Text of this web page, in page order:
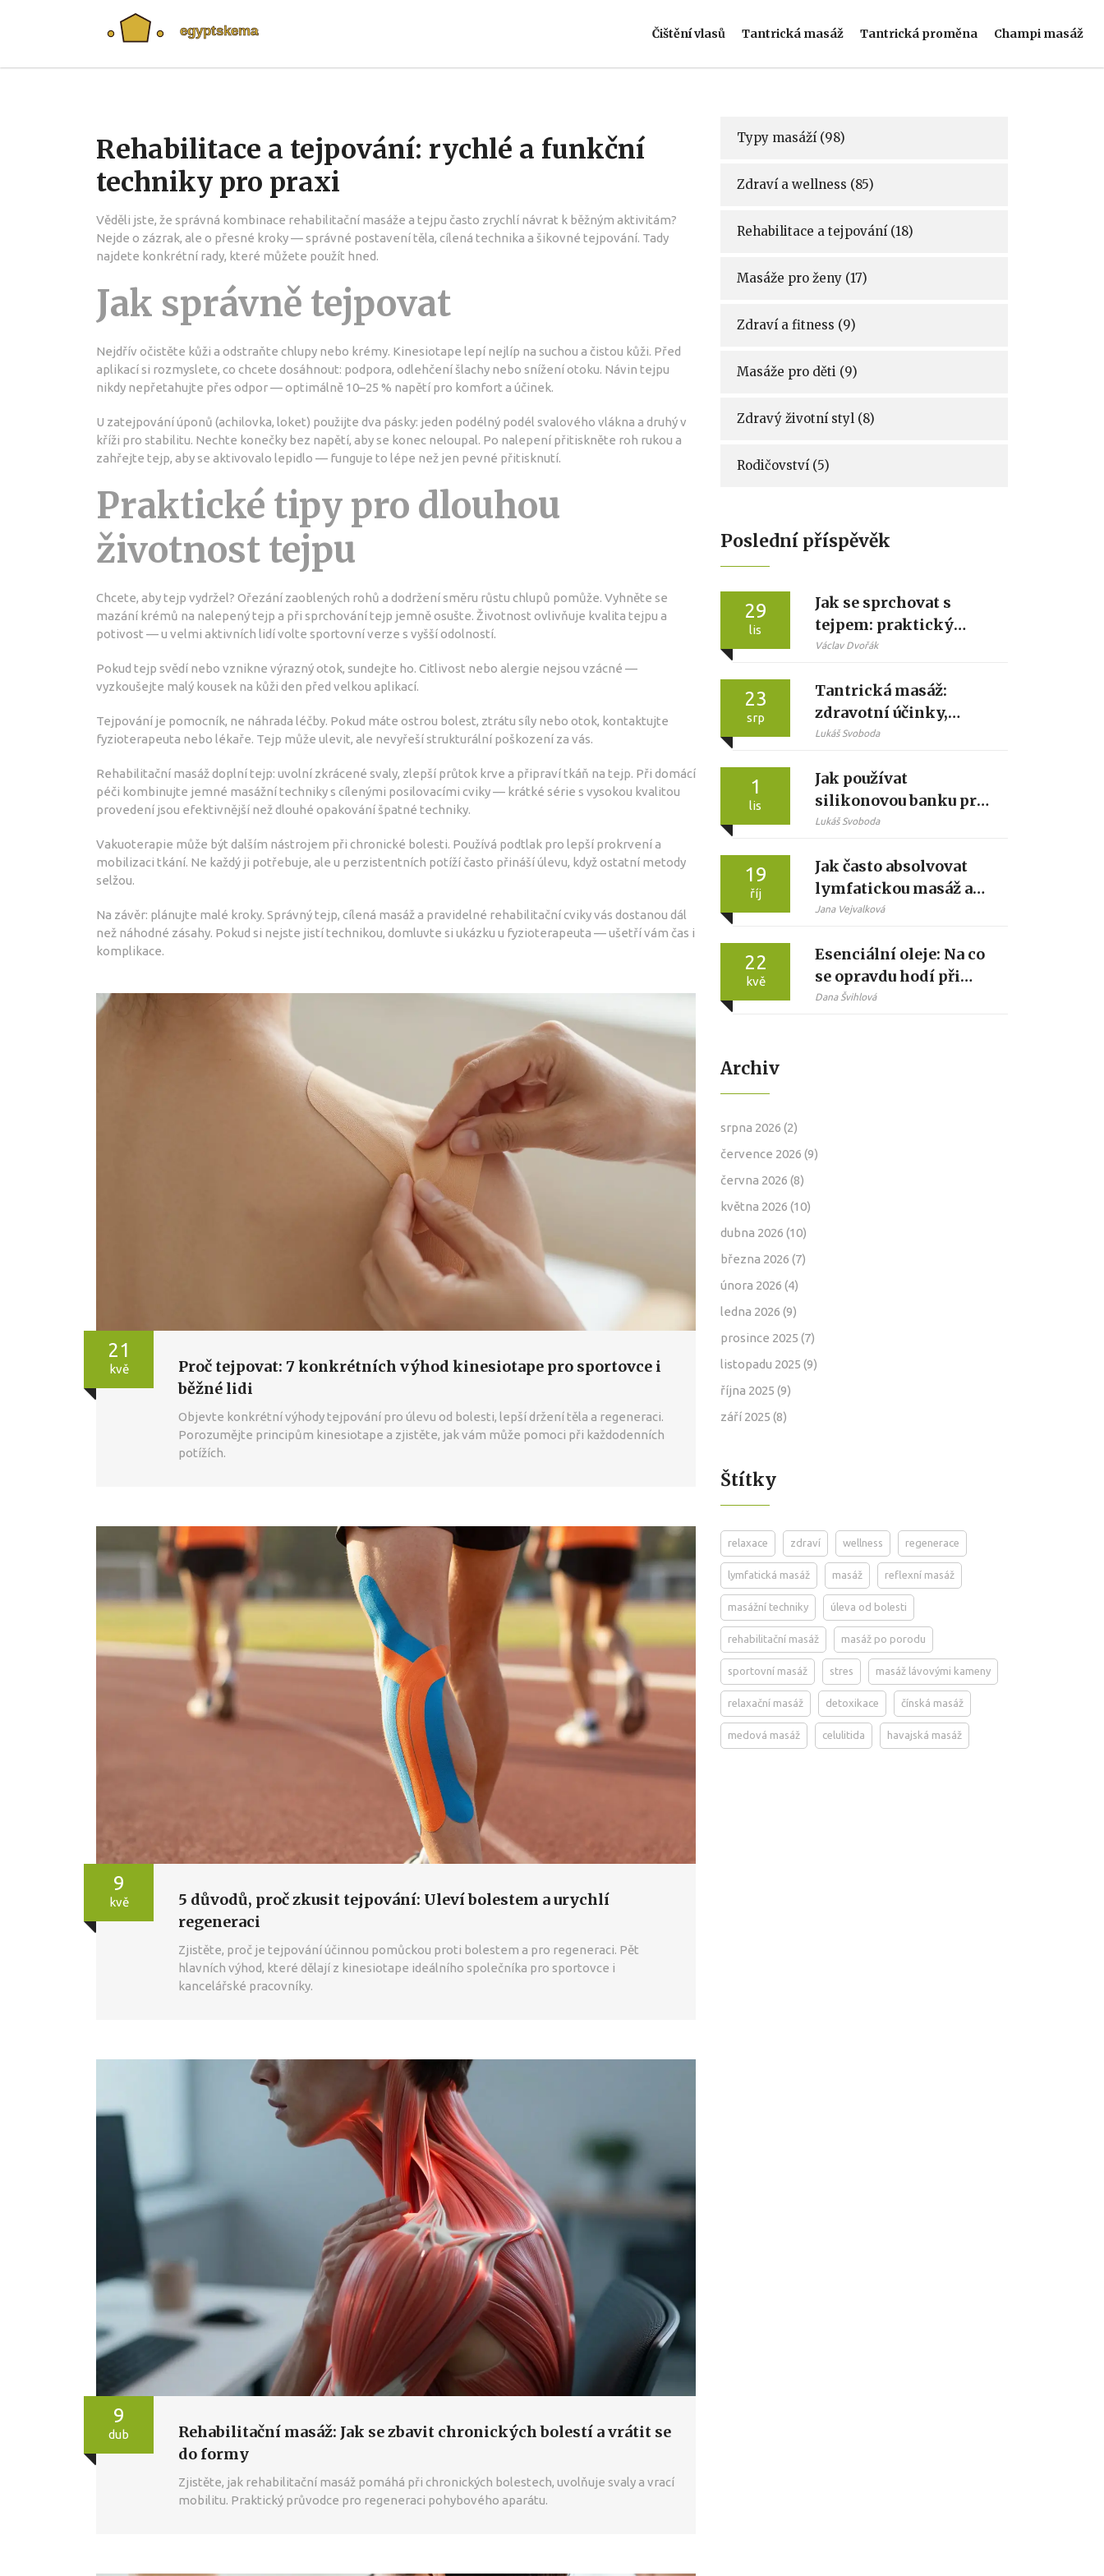
Čištění vlasů Tantrická masáž Tantrická proměna Champi masáž
Rehabilitace a tejpování: rychlé a funkční
techniky pro praxi
Věděli jste, že správná kombinace rehabilitační masáže a tejpu často zrychlí návrat k běžným aktivitám?
Nejde o zázrak, ale o přesné kroky — správné postavení těla, cílená technika a šikovné tejpování. Tady
najdete konkrétní rady, které můžete použít hned.
Jak správně tejpovat
Nejdřív očistěte kůži a odstraňte chlupy nebo krémy. Kinesiotape lepí nejlíp na suchou a čistou kůži. Před
aplikací si rozmyslete, co chcete dosáhnout: podpora, odlehčení šlachy nebo snížení otoku. Návin tejpu
nikdy nepřetahujte přes odpor — optimálně 10–25 % napětí pro komfort a účinek.
U zatejpování úponů (achilovka, loket) použijte dva pásky: jeden podélný podél svalového vlákna a druhý v
kříži pro stabilitu. Nechte konečky bez napětí, aby se konec neloupal. Po nalepení přitiskněte roh rukou a
zahřejte tejp, aby se aktivovalo lepidlo — funguje to lépe než jen pevné přitisknutí.
Praktické tipy pro dlouhou
životnost tejpu
Chcete, aby tejp vydržel? Ořezání zaoblených rohů a dodržení směru růstu chlupů pomůže. Vyhněte se
mazání krémů na nalepený tejp a při sprchování tejp jemně osušte. Životnost ovlivňuje kvalita tejpu a
potivost — u velmi aktivních lidí volte sportovní verze s vyšší odolností.
Pokud tejp svědí nebo vznikne výrazný otok, sundejte ho. Citlivost nebo alergie nejsou vzácné —
vyzkoušejte malý kousek na kůži den před velkou aplikací.
Tejpování je pomocník, ne náhrada léčby. Pokud máte ostrou bolest, ztrátu síly nebo otok, kontaktujte
fyzioterapeuta nebo lékaře. Tejp může ulevit, ale nevyřeší strukturální poškození za vás.
Rehabilitační masáž doplní tejp: uvolní zkrácené svaly, zlepší průtok krve a připraví tkáň na tejp. Při domácí
péči kombinujte jemné masážní techniky s cílenými posilovacími cviky — krátké série s vysokou kvalitou
provedení jsou efektivnější než dlouhé opakování špatné techniky.
Vakuoterapie může být dalším nástrojem při chronické bolesti. Používá podtlak pro lepší prokrvení a
mobilizaci tkání. Ne každý ji potřebuje, ale u perzistentních potíží často přináší úlevu, když ostatní metody
selžou.
Na závěr: plánujte malé kroky. Správný tejp, cílená masáž a pravidelné rehabilitační cviky vás dostanou dál
než náhodné zásahy. Pokud si nejste jistí technikou, domluvte si ukázku u fyzioterapeuta — ušetří vám čas i
komplikace.
21
kvě
Proč tejpovat: 7 konkrétních výhod kinesiotape pro sportovce i
běžné lidi
Objevte konkrétní výhody tejpování pro úlevu od bolesti, lepší držení těla a regeneraci.
Porozumějte principům kinesiotape a zjistěte, jak vám může pomoci při každodenních
potížích.
9
kvě
5 důvodů, proč zkusit tejpování: Uleví bolestem a urychlí
regeneraci
Zjistěte, proč je tejpování účinnou pomůckou proti bolestem a pro regeneraci. Pět
hlavních výhod, které dělají z kinesiotape ideálního společníka pro sportovce i
kancelářské pracovníky.
9
dub
Rehabilitační masáž: Jak se zbavit chronických bolestí a vrátit se
do formy
Zjistěte, jak rehabilitační masáž pomáhá při chronických bolestech, uvolňuje svaly a vrací
mobilitu. Praktický průvodce pro regeneraci pohybového aparátu.
Typy masáží (98)
Zdraví a wellness (85)
Rehabilitace a tejpování (18)
Masáže pro ženy (17)
Zdraví a fitness (9)
Masáže pro děti (9)
Zdravý životní styl (8)
Rodičovství (5)
Poslední příspěvěk
29
lis
Jak se sprchovat s
tejpem: praktický
návod bez poškození
Václav Dvořák
23
srp
Tantrická masáž:
zdravotní účinky,
přínosy a rizika
Lukáš Svoboda
1
lis
Jak používat
silikonovou banku pro
vakuoterapii: krok za
Lukáš Svoboda
19
říj
Jak často absolvovat
lymfatickou masáž a
její přínosy
Jana Vejvalková
22
kvě
Esenciální oleje: Na co
se opravdu hodí při
masáži lávovými
Dana Švihlová
Archiv
srpna 2026 (2)
července 2026 (9)
června 2026 (8)
května 2026 (10)
dubna 2026 (10)
března 2026 (7)
února 2026 (4)
ledna 2026 (9)
prosince 2025 (7)
listopadu 2025 (9)
října 2025 (9)
září 2025 (8)
Štítky
relaxace zdraví wellness regenerace
lymfatická masáž masáž reflexní masáž
masážní techniky úleva od bolesti
rehabilitační masáž masáž po porodu
sportovní masáž stres masáž lávovými kameny
relaxační masáž detoxikace čínská masáž
medová masáž celulitida havajská masáž